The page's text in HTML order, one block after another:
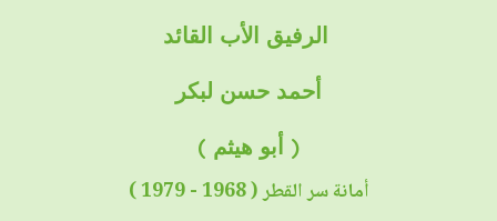
أحمد حسن لبكر
( أبو هيثم )
أمانة سر القطر ( 1968 - 1979 )